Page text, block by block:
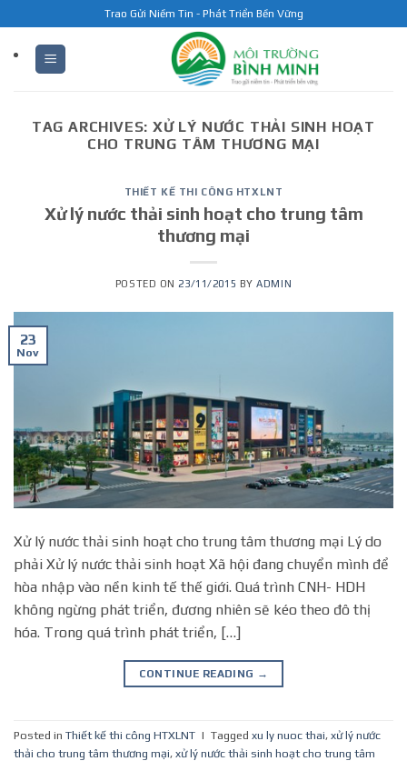
to
content
Trao Gửi Niềm Tin - Phát Triển Bền Vững
TAG ARCHIVES:XỬ LÝ NƯỚC THẢI SINH HOẠT
CHO TRUNG TÂM THƯƠNG MẠI
THIẾT KẾ THI CÔNG HTXLNT
Xử lý nước thải sinh hoạt cho trung tâm
thương mại
POSTED ON 23/11/2015 BYADMIN
23
Nov
Xử lý nước thải sinh hoạt cho trung tâm thương mại Lý do
phải Xử lý nước thải sinh hoạt Xã hội đang chuyển mình để
hòa nhập vào nền kinh tế thế giới. Quá trình CNH- HDH
không ngừng phát triển, đương nhiên sẽ kéo theo đô thị
hóa. Trong quá trình phát triển, […]
CONTINUE READING →
Posted in Thiết kế thi công HTXLNT | Tagged xu ly nuoc thai, xử lý nước
thải cho trung tâm thương mại, xử lý nước thải sinh hoạt cho trung tâm